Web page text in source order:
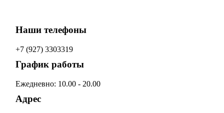
Наши телефоны
+7 (927) 3303319
График работы
Ежедневно: 10.00 - 20.00
Адрес